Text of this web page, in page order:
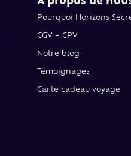
Pourquoi Horizons
CGV – CPV
Notre blog
Témoignages
Carte cadeau voyage